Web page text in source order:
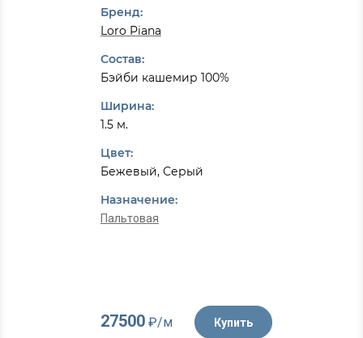
Бренд:
Loro Piana
Состав:
Бэйби кашемир 100%
Ширина:
1.5 м.
Цвет:
Бежевый, Серый
Назначение:
Пальтовая
27500₽/м Купить